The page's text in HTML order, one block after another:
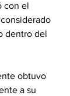
con el
dentro del
obtuvo
a su